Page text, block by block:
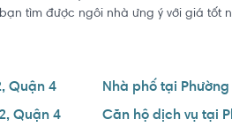
tìm được ngôi nhà ưng ý với giá tốt
Quận 4 Nhà phố tại
Quận 4